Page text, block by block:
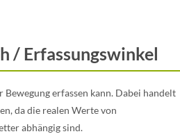
/ Erfassungswinkel
Bewegung erfassen kann. Dabei handelt
da die realen Werte von
abhängig sind.